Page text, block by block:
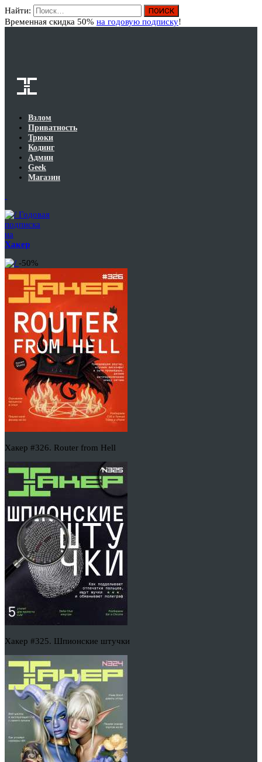
Найти:
Временная скидка 50% на годовую подписку!
Взлом
Приватность
Трюки
Кодинг
Админ
Geek
Магазин
Годовая
подписка
на
Хакер
-50%
Хакер #326. Router from Hell
Хакер #325. Шпионские штучки